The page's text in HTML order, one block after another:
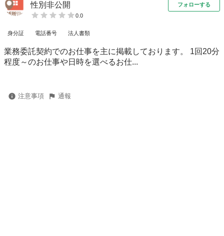
性別非公開
0.0
フォローする
身分証 電話番号 法人書類
業務委託契約でのお仕事を主に掲載しております。 1回20分
程度～のお仕事や日時を選べるお仕...
注意事項 通報